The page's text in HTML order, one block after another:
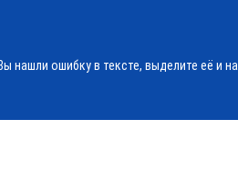
нашли ошибку в тексте, выделите её и